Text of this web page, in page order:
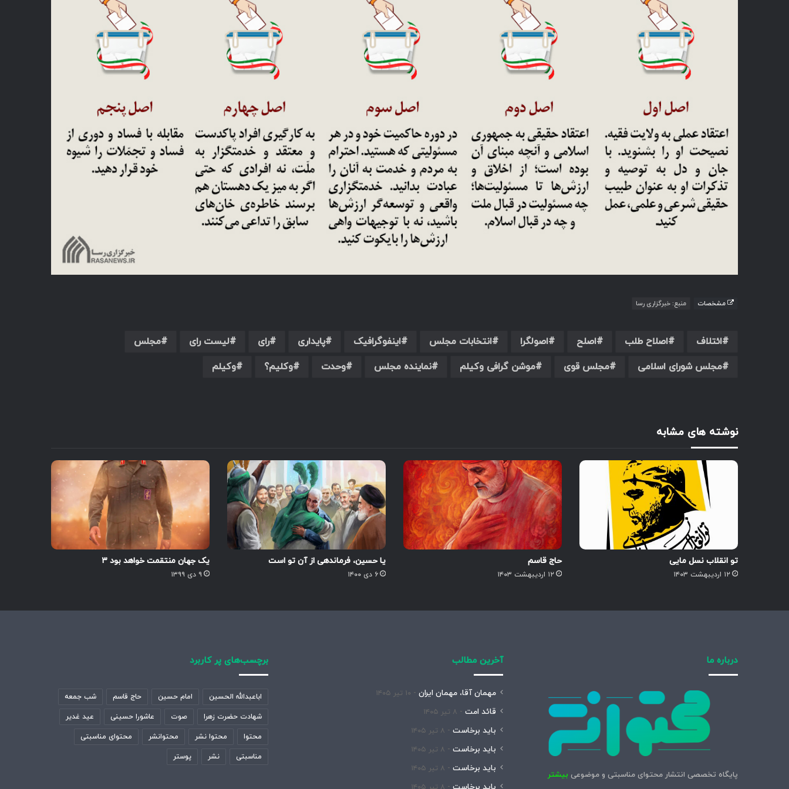
مشخصات منبع: خبرگزاری رسا
ائتلاف اصلاح طلب اصلح اصولگرا انتخابات مجلس اینفوگرافیک پایداری رای لیست رای
مجلس
مجلس شورای اسلامی
مجلس قوی موشن گرافی وکیلم نماینده مجلس وحدت وکلیم؟ وکیلم
نوشته های مشابه
تو انقلاب نسل مایی
۱۲ اردیبهشت ۱۴۰۳
حاج قاسم
۱۲ اردیبهشت ۱۴۰۳
یا حسین، فرماندهی از آن تو است
۶ دی ۱۴۰۰
یک جهان منتقمت خواهد بود ۳
۹ دی ۱۳۹۹
درباره ما
پایگاه تخصصی انتشار محتوای مناسبتی و موضوعی بیشتر
آخرین مطالب
مهمان آقا، مهمان ایران ۱۰ تیر ۱۴۰۵
قائد امت ۸ تیر ۱۴۰۵
باید برخاست ۸ تیر ۱۴۰۵
باید برخاست ۸ تیر ۱۴۰۵
باید برخاست ۸ تیر ۱۴۰۵
برچسب‌های پر کاربرد
اباعبدالله الحسین امام حسین حاج قاسم شب جمعه
شهادت حضرت زهرا صوت عاشورا حسینی عید غدیر
محتوا محتوا نشر محتوانشر محتوای مناسبتی
مناسبتی نشر پوستر